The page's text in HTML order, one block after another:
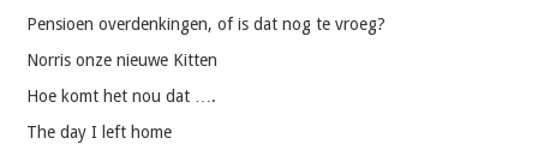
Pensioen overdenkingen, of is dat nog te vroeg?
Norris onze nieuwe Kitten
Hoe komt het nou dat ….
The day I left home